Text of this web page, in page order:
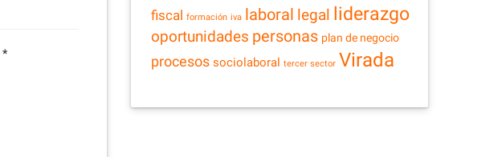
*
fiscal formación iva laboral legal liderazgo
oportunidades personas plan de negocio
procesos sociolaboral tercer sector Virada